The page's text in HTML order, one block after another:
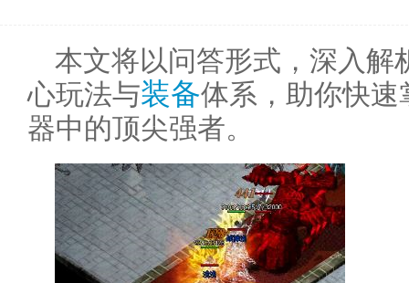
本文将以问答形式，深入解
心玩法与装备体系，助你快
器中的顶尖强者。